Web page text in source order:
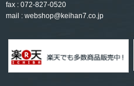
fax : 072-827-0520
mail : webshop@keihan7.co.jp